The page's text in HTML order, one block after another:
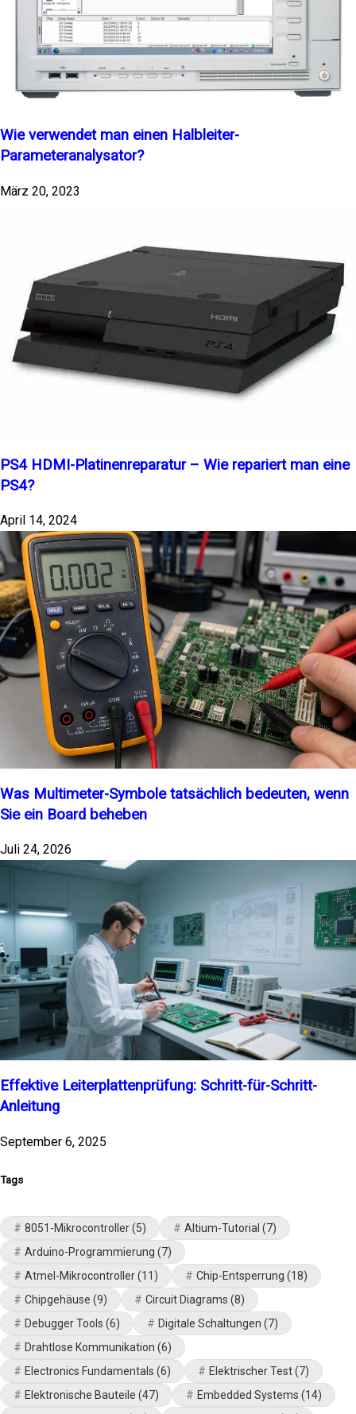
Wie verwendet man einen Halbleiter-
Parameteranalysator?
März 20, 2023
PS4 HDMI-Platinenreparatur – Wie repariert man eine
PS4?
April 14, 2024
Was Multimeter-Symbole tatsächlich bedeuten, wenn
Sie ein Board beheben
Juli 24, 2026
Effektive Leiterplattenprüfung: Schritt-für-Schritt-
Anleitung
September 6, 2025
Tags
8051-Mikrocontroller(5) Altium-Tutorial (7)
Arduino-Programmierung (7)
Atmel-Mikrocontroller(11) Chip-Entsperrung (18)
Chipgehäuse (9) Circuit Diagrams (8)
Debugger Tools (6) Digitale Schaltungen (7)
Drahtlose Kommunikation (6)
Electronics Fundamentals (6) Elektrischer Test(7)
Elektronische Bauteile (47) Embedded Systems (14)